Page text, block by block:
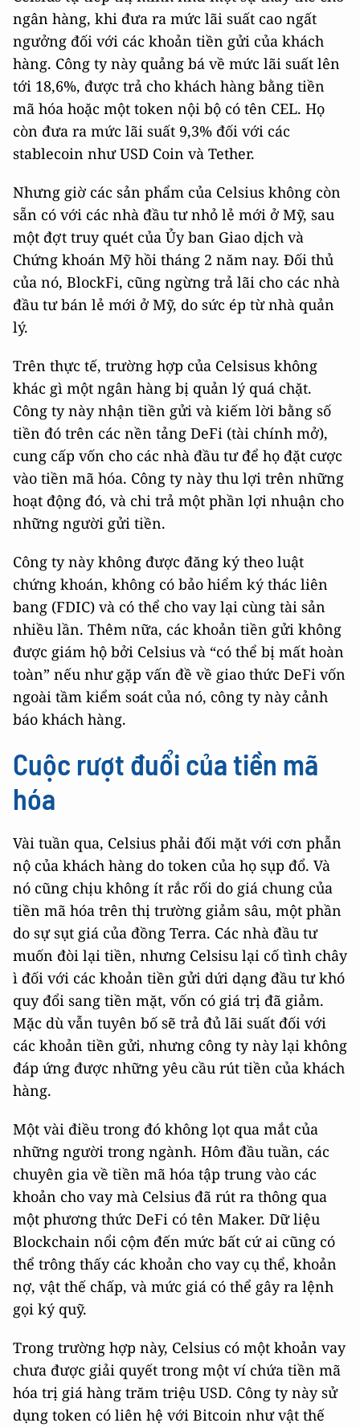
ngân hàng, khi đưa ra mức lãi suất cao ngất
ngưởng đối với các khoản tiền gửi của khách
hàng. Công ty này quảng bá về mức lãi suất lên
tới 18,6%, được trả cho khách hàng bằng tiền
mã hóa hoặc một token nội bộ có tên CEL. Họ
còn đưa ra mức lãi suất 9,3% đối với các
stablecoin như USD Coin và Tether.
Nhưng giờ các sản phẩm của Celsius không còn
sẵn có với các nhà đầu tư nhỏ lẻ mới ở Mỹ, sau
một đợt truy quét của Ủy ban Giao dịch và
Chứng khoán Mỹ hồi tháng 2 năm nay. Đối thủ
của nó, BlockFi, cũng ngừng trả lãi cho các nhà
đầu tư bán lẻ mới ở Mỹ, do sức ép từ nhà quản
lý.
Trên thực tế, trường hợp của Celsisus không
khác gì một ngân hàng bị quản lý quá chặt.
Công ty này nhận tiền gửi và kiếm lời bằng số
tiền đó trên các nền tảng DeFi (tài chính mở),
cung cấp vốn cho các nhà đầu tư để họ đặt cược
vào tiền mã hóa. Công ty này thu lợi trên những
hoạt động đó, và chi trả một phần lợi nhuận cho
những người gửi tiền.
Công ty này không được đăng ký theo luật
chứng khoán, không có bảo hiểm ký thác liên
bang (FDIC) và có thể cho vay lại cùng tài sản
nhiều lần. Thêm nữa, các khoản tiền gửi không
được giám hộ bởi Celsius và “có thể bị mất hoàn
toàn” nếu như gặp vấn đề về giao thức DeFi vốn
ngoài tầm kiểm soát của nó, công ty này cảnh
báo khách hàng.
Cuộc rượt đuổi của tiền mã
hóa
Vài tuần qua, Celsius phải đối mặt với cơn phẫn
nộ của khách hàng do token của họ sụp đổ. Và
nó cũng chịu không ít rắc rối do giá chung của
tiền mã hóa trên thị trường giảm sâu, một phần
do sự sụt giá của đồng Terra. Các nhà đầu tư
muốn đòi lại tiền, nhưng Celsisu lại cố tình chây
ì đối với các khoản tiền gửi dứi dạng đầu tư khó
quy đổi sang tiền mặt, vốn có giá trị đã giảm.
Mặc dù vẫn tuyên bố sẽ trả đủ lãi suất đối với
các khoản tiền gửi, nhưng công ty này lại không
đáp ứng được những yêu cầu rút tiền của khách
hàng.
Một vài điều trong đó không lọt qua mắt của
những người trong ngành. Hôm đầu tuần, các
chuyên gia về tiền mã hóa tập trung vào các
khoản cho vay mà Celsius đã rút ra thông qua
một phương thức DeFi có tên Maker. Dữ liệu
Blockchain nổi cộm đến mức bất cứ ai cũng có
thể trông thấy các khoản cho vay cụ thể, khoản
nợ, vật thế chấp, và mức giá có thể gây ra lệnh
gọi ký quỹ.
Trong trường hợp này, Celsius có một khoản vay
chưa được giải quyết trong một ví chứa tiền mã
hóa trị giá hàng trăm triệu USD. Công ty này sử
dụng token có liên hệ với Bitcoin như vật thế